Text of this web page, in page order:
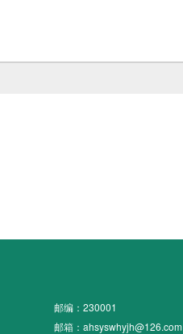
邮编：230001
邮箱：ahsyswhyjh@126.com